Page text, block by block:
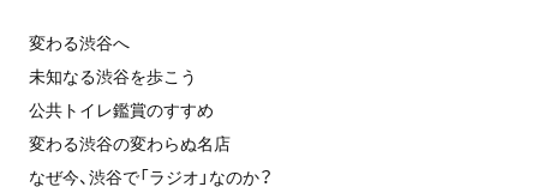
変わる渋谷へ
未知なる渋谷を歩こう
公共トイレ鑑賞のすすめ
変わる渋谷の変わらぬ名店
なぜ今、渋谷で「ラジオ」なのか？